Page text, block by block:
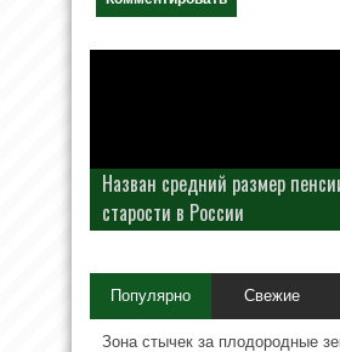
Назван средний размер
старости в России
Популярно Свежие
Зона стычек за плодородные